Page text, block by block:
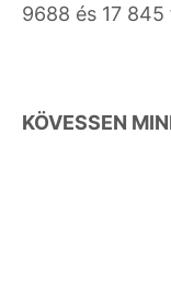
9688 és 17
KÖVESSEN